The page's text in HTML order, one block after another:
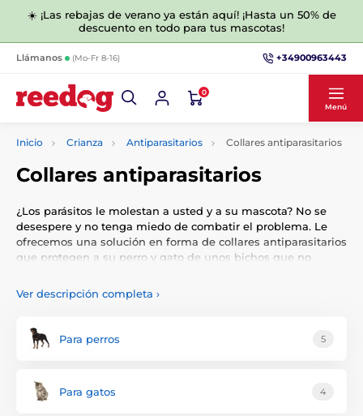
☀️ ¡Las rebajas de verano ya están aquí! ¡Hasta un 50% de
descuento en todo para tus mascotas!
Llámanos (Mo-Fr 8-16) +34900963443
0
Menú
Inicio Crianza Antiparasitarios Collares antiparasitarios
Collares antiparasitarios
¿Los parásitos le molestan a usted y a su mascota? No se
desespere y no tenga miedo de combatir el problema. Le
ofrecemos una solución en forma de collares antiparasitarios
que protegen a su perro y gato de unos bichos que no
antiparasitarios repelen pulgas, piojos, mosquitos,
garrapatas y otros insectos. La eficacia de los collares es muy
pueden aplicarse a cachorros y gatitos. Los collares
antiparasitarios son completamente seguros.
Ver descripción completa ›
Para perros 5
Para gatos 4